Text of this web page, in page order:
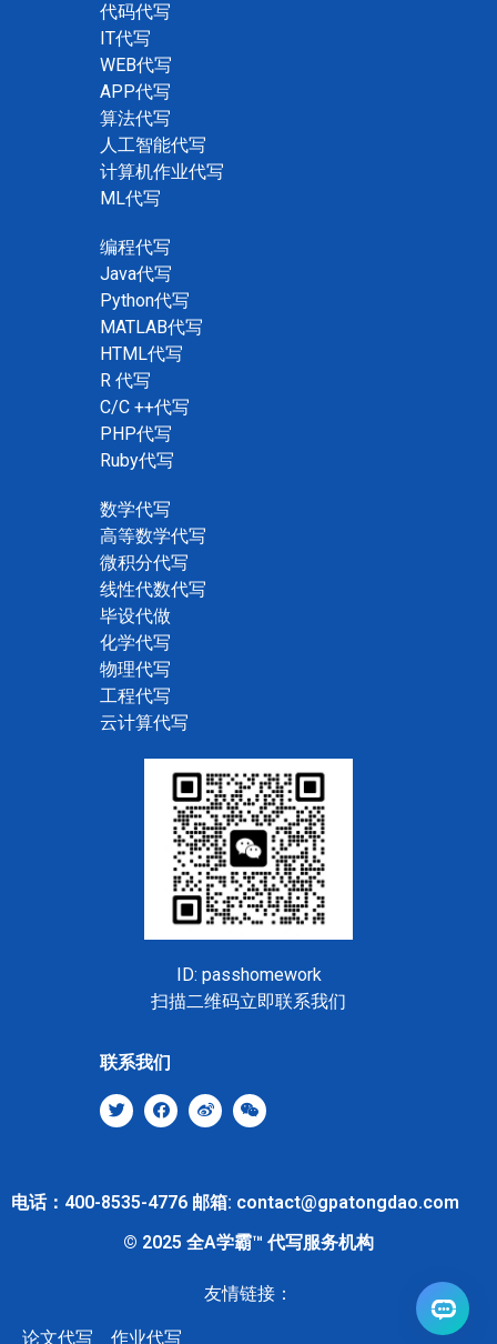
代码代写
IT代写
WEB代写
APP代写
算法代写
人工智能代写
计算机作业代写
ML代写
编程代写
Java代写
Python代写
MATLAB代写
HTML代写
R 代写
C/C ++代写
PHP代写
Ruby代写
数学代写
高等数学代写
微积分代写
线性代数代写
毕设代做
化学代写
物理代写
工程代写
云计算代写
ID: passhomework
扫描二维码立即联系我们
联系我们
电话：400-8535-4776 邮箱: contact@gpatongdao.com
© 2025 全A学霸™ 代写服务机构
友情链接：
论文代写 作业代写